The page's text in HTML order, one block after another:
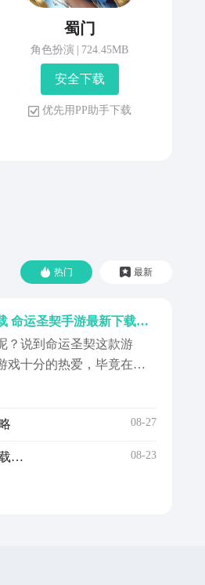
蜀门
角色扮演 724.45MB
安 全 下 载
优 先 用 P P 助 手 下 载
热门 最新
命运圣契游戏手机版怎么下载 命运圣契手游最新下载安装链接推荐
？说到命运圣契这款游
戏十分的热爱，毕竟在该
刺激，而且很多玩家在
行下载，下面小编针对这08-27
命运圣契不用钱下载安装链接推荐 命运圣契手游安卓下载链接 08-23